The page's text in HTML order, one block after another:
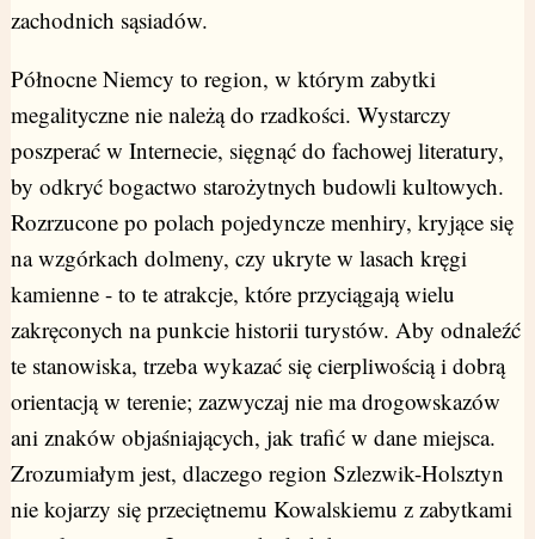
zachodnich sąsiadów.
Północne Niemcy to region, w którym zabytki
megalityczne nie należą do rzadkości. Wystarczy
poszperać w Internecie, sięgnąć do fachowej literatury,
by odkryć bogactwo starożytnych budowli kultowych.
Rozrzucone po polach pojedyncze menhiry, kryjące się
na wzgórkach dolmeny, czy ukryte w lasach kręgi
kamienne - to te atrakcje, które przyciągają wielu
zakręconych na punkcie historii turystów. Aby odnaleźć
te stanowiska, trzeba wykazać się cierpliwością i dobrą
orientacją w terenie; zazwyczaj nie ma drogowskazów
ani znaków objaśniających, jak trafić w dane miejsca.
Zrozumiałym jest, dlaczego region Szlezwik-Holsztyn
nie kojarzy się przeciętnemu Kowalskiemu z zabytkami